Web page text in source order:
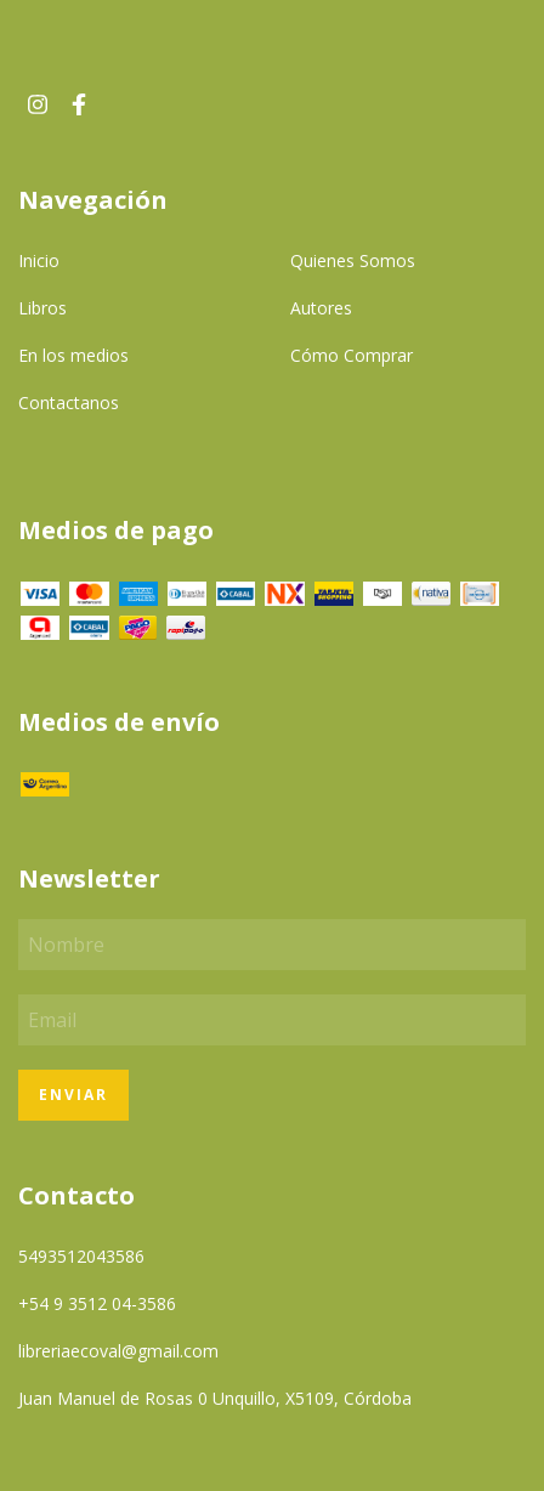
Navegación
Inicio Quienes Somos
Libros Autores
En los medios Cómo Comprar
Contactanos
Medios de pago
Medios de envío
Newsletter
Contacto
5493512043586
+54 9 3512 04-3586
libreriaecoval@gmail.com
Juan Manuel de Rosas 0 Unquillo, X5109, Córdoba